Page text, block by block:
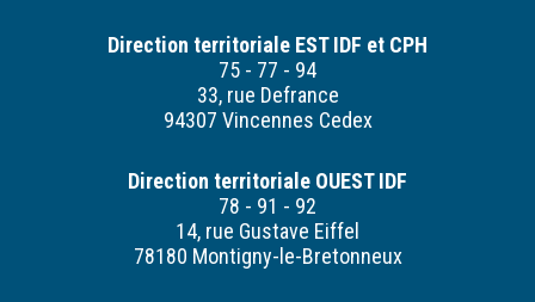
Direction territoriale EST IDF et CPH
75 - 77 - 94
33, rue Defrance
94307 Vincennes Cedex
Direction territoriale OUEST IDF
78 - 91 - 92
14, rue Gustave Eiffel
78180 Montigny-le-Bretonneux